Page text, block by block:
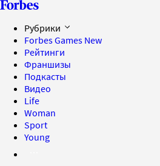
Рубрики
Forbes Games New
Рейтинги
Франшизы
Подкасты
Видео
Life
Woman
Sport
Young